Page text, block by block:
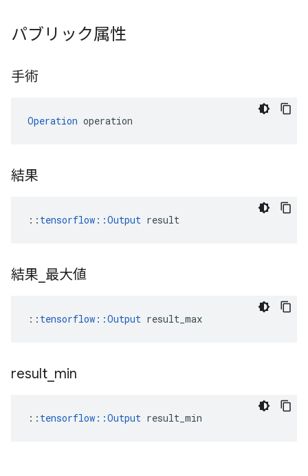
パブリック属性
手術
Operation operation
結果
:: tensorflow::Output result
結果 最大値
:: tensorflow::Output result_max
result min
:: tensorflow::Output result_min